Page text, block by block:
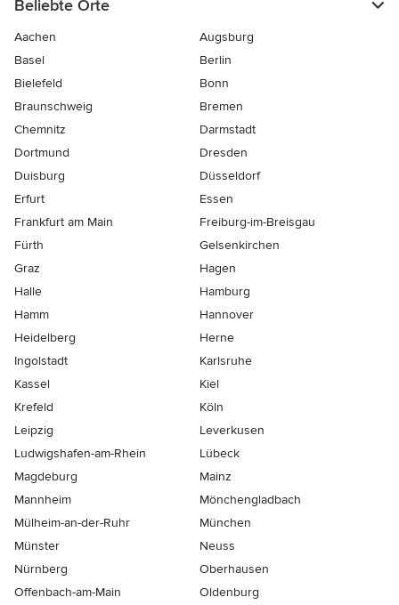
Beliebte Orte
Aachen
Augsburg
Basel
Berlin
Bielefeld
Bonn
Braunschweig
Bremen
Chemnitz
Darmstadt
Dortmund
Dresden
Duisburg
Düsseldorf
Erfurt
Essen
Frankfurt am Main
Freiburg-im-Breisgau
Fürth
Gelsenkirchen
Graz
Hagen
Halle
Hamburg
Hamm
Hannover
Heidelberg
Herne
Ingolstadt
Karlsruhe
Kassel
Kiel
Krefeld
Köln
Leipzig
Leverkusen
Ludwigshafen-am-Rhein
Lübeck
Magdeburg
Mainz
Mannheim
Mönchen­gladbach
Mülheim-an-der-Ruhr
München
Münster
Neuss
Nürnberg
Oberhausen
Offenbach-am-Main
Oldenburg